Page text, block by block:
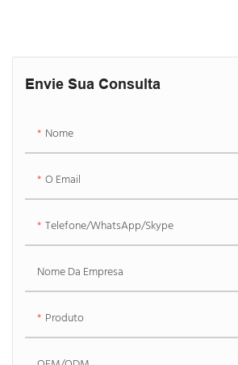
Envie Sua Consulta
Nome
O Email
Telefone/WhatsApp/Skype
Nome Da Empresa
Produto